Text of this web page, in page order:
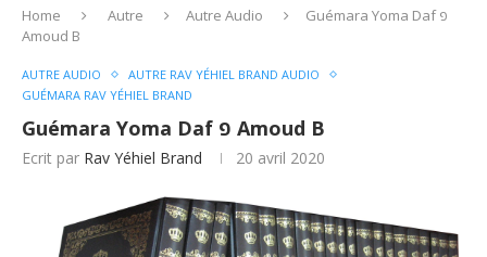
Home Autre Autre Audio
Guémara Yoma Daf פ
Amoud B
AUTRE AUDIO
AUTRE RAV YÉHIEL BRAND AUDIO
GUÉMARA RAV YÉHIEL BRAND
Guémara Yoma Daf פ Amoud B
Ecrit par Rav Yéhiel Brand 20 avril 2020